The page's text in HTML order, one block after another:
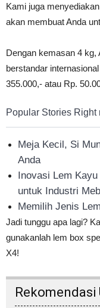
Kami juga
akan membuat Anda
Dengan kemasan 4 kg,
berstandar
355.000,- atau Rp.
Popular Stories Right
Meja Kecil, Si
Anda
Inovasi Lem
untuk Industri
Memilih Jenis
Jadi tunggu apa lagi?
gunakanlah lem box
X4!
Rekomendasi